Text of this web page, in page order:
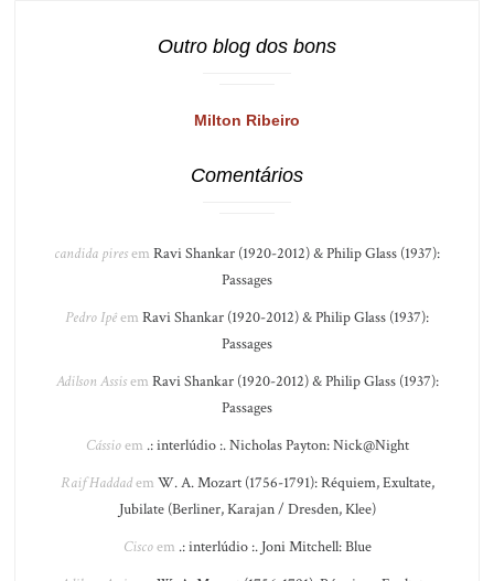
Outro blog dos bons
Milton Ribeiro
Comentários
candida piresem Ravi Shankar (1920-2012) & Philip Glass (1937):
Passages
Pedro Ipêem Ravi Shankar (1920-2012) & Philip Glass (1937):
Passages
Adilson Assisem Ravi Shankar (1920-2012) & Philip Glass (1937):
Passages
Cássioem .: interlúdio :. Nicholas Payton: Nick@Night
Raif Haddadem W. A. Mozart (1756-1791): Réquiem, Exultate,
Jubilate (Berliner, Karajan / Dresden, Klee)
Ciscoem .: interlúdio :. Joni Mitchell: Blue